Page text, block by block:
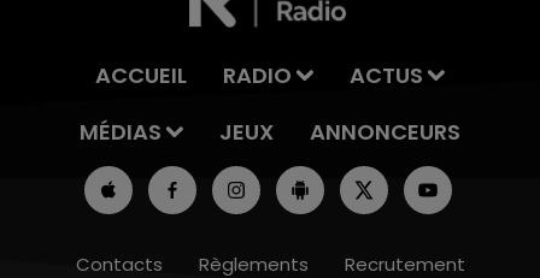
ACCUEIL RADIO
ACTUS
MÉDIAS
JEUX ANNONCEURS
Contacts Règlements
Recrutement